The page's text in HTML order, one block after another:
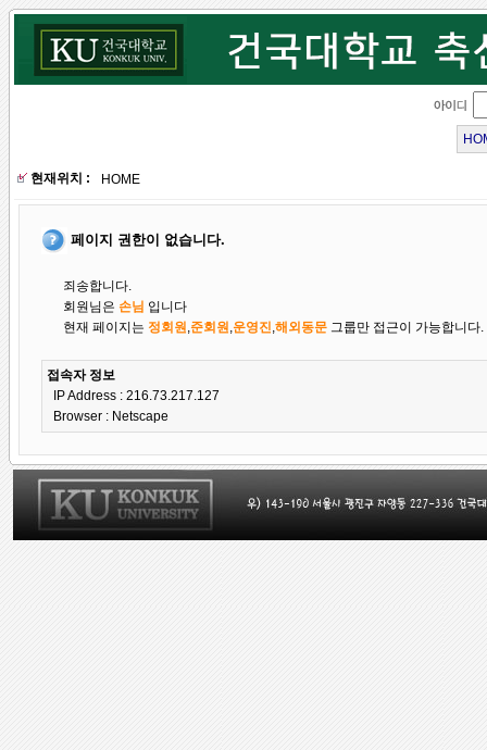
현재위치 : HOME
페이지 권한이 없습니다.
죄송합니다.
회원님은 손님 입니다
현재 페이지는 정회원,준회원,운영진,해외동문 그룹만 접근이 가능합니다.
접속자 정보
IP Address : 216.73.217.127
Browser : Netscape